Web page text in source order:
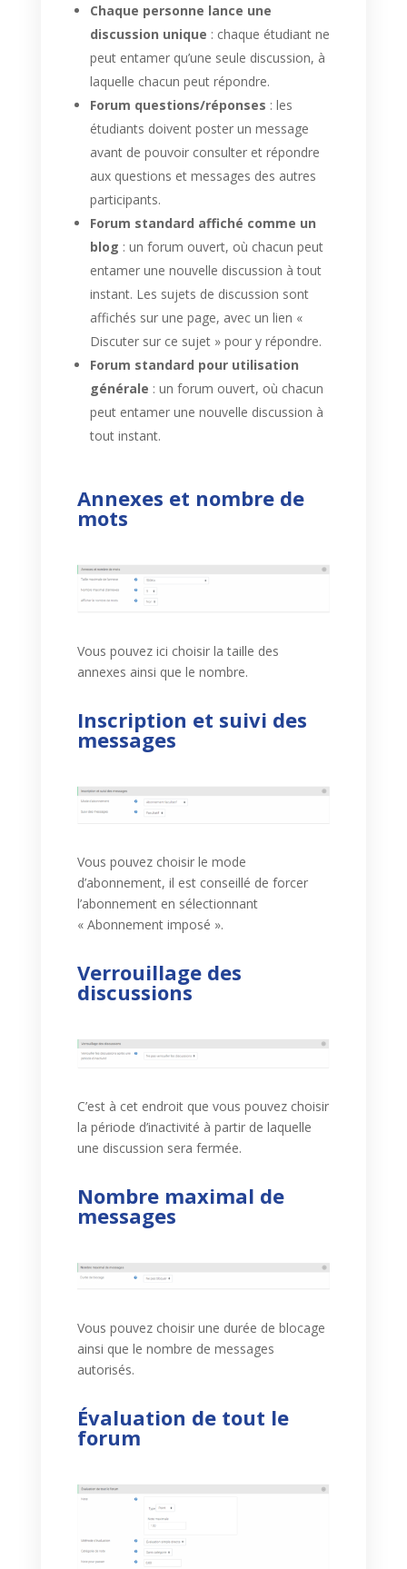
Chaque personne lance une
discussion unique : chaque étudiant ne
peut entamer qu’une seule discussion, à
laquelle chacun peut répondre.
Forum questions/réponses : les
étudiants doivent poster un message
avant de pouvoir consulter et répondre
aux questions et messages des autres
participants.
Forum standard affiché comme un
blog : un forum ouvert, où chacun peut
entamer une nouvelle discussion à tout
instant. Les sujets de discussion sont
affichés sur une page, avec un lien «
Discuter sur ce sujet » pour y répondre.
Forum standard pour utilisation
générale : un forum ouvert, où chacun
peut entamer une nouvelle discussion à
tout instant.
Annexes et nombre de
mots
Vous pouvez ici choisir la taille des
annexes ainsi que le nombre.
Inscription et suivi des
messages
Vous pouvez choisir le mode
d’abonnement, il est conseillé de forcer
l’abonnement en sélectionnant
« Abonnement imposé ».
Verrouillage des
discussions
C’est à cet endroit que vous pouvez choisir
la période d’inactivité à partir de laquelle
une discussion sera fermée.
Nombre maximal de
messages
Vous pouvez choisir une durée de blocage
ainsi que le nombre de messages
autorisés.
Évaluation de tout le
forum